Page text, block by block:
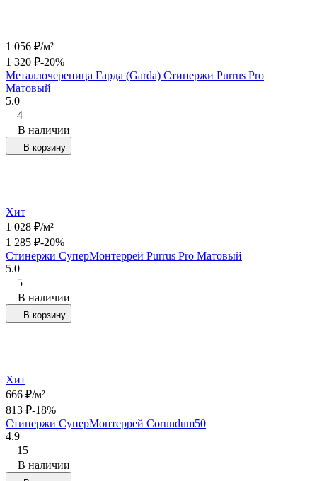
1 056 ₽/м²
1 320 ₽-20%
Металлочерепица Гарда (Garda) Стинержи Purrus Pro
Матовый
5.0
4
В наличии
В корзину
Хит
1 028 ₽/м²
1 285 ₽-20%
Стинержи СуперМонтеррей Purrus Pro Матовый
5.0
5
В наличии
В корзину
Хит
666 ₽/м²
813 ₽-18%
Стинержи СуперМонтеррей Corundum50
4.9
15
В наличии